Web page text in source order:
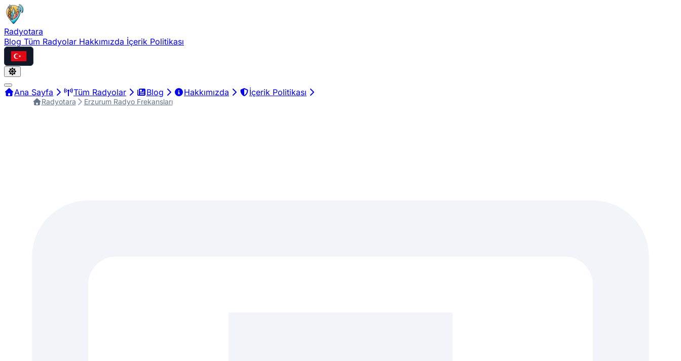
Radyotara
Blog Tüm Radyolar Hakkımızda İçerik Politikası
Türkçe
Ana Sayfa Tüm Radyolar Blog Hakkımızda İçerik Politikası
Radyotara Erzurum Radyo Frekansları